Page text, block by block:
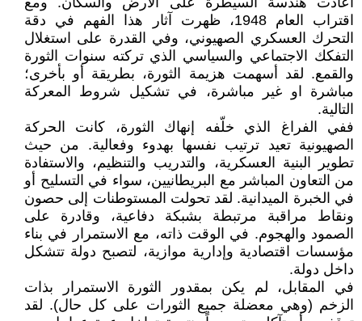
اقتراب العام 1948، ظهرت آثار هذا الفهم في دقة
التحرك العسكري الصهيوني، وفي القدرة على استغلال
التفكك الاجتماعي والسياسي الذي تركته سنوات الثورة
والقمع. لقد أسهمت هزيمة الثورة، بطريقة أو بأخرى؛
مباشرة او غير مباشرة، في تشكيل شروط المعركة
التالية.
ففي الفراغ الذي خلّفه إنهاك الثورة، كانت الحركة
الصهيونية تعيد ترتيب نفسها بهدوء وفعالية. من حيث
تطوير البنية العسكرية، والتدريب والتنظيم، والاستفادة
من التعاون المباشر مع البريطانيين، سواء في التسليح أو
في الخبرة الميدانية. لقد تحولت المستوطنات إلى حصون
ونقاط مراقبة مرتبطة بشبكة دفاعية، وقادرة على
الصمود والهجوم. في الوقت ذاته، مع الاستمرار في بناء
مؤسسات اقتصادية وإدارية موازية، لتصبح دولة تتشكل
داخل دولة.
في المقابل، لم يكن بمقدور الثورة الاستمرار بذات
الزخم (وهي معضلة جميع الثورات على كل حال). لقد